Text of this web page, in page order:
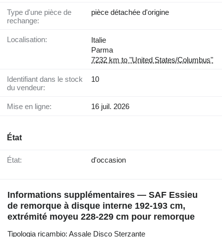
Type d'une pièce de
rechange:
pièce détachée d'origine
Localisation:
Italie
Parma
7232 km to "United States/Columbus"
Identifiant dans le stock
du vendeur:
10
Mise en ligne: 16 juil. 2026
État
État: d'occasion
Informations supplémentaires — SAF Essieu
de remorque à disque interne 192-193 cm,
extrémité moyeu 228-229 cm pour remorque
Tipologia ricambio: Assale Disco Sterzante